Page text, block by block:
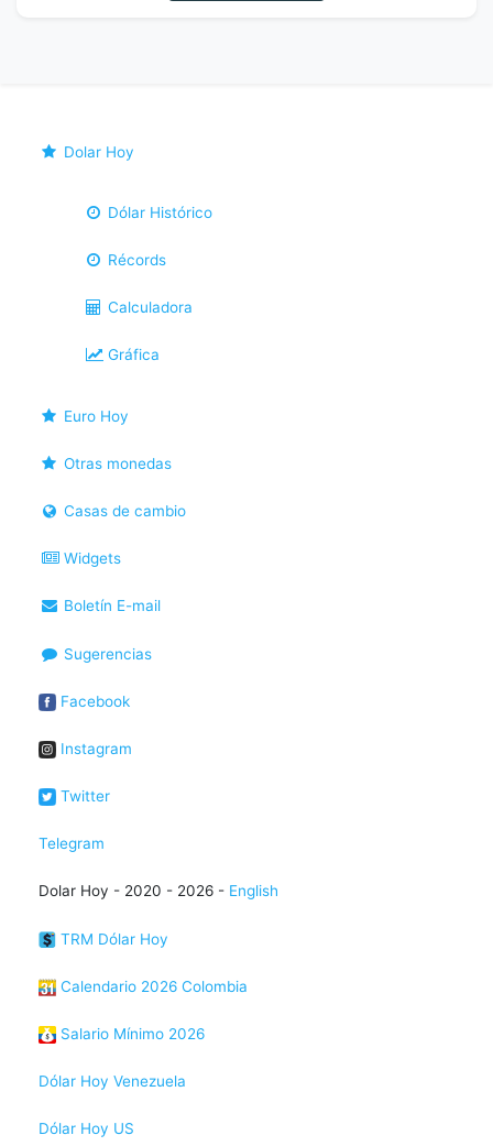
Dolar Hoy
Dólar Histórico
Récords
Calculadora
Gráfica
Euro Hoy
Otras monedas
Casas de cambio
Widgets
Boletín E-mail
Sugerencias
Facebook
Instagram
Twitter
Telegram
Dolar Hoy - 2020 - 2026 - English
TRM Dólar Hoy
Calendario 2026 Colombia
Salario Mínimo 2026
Dólar Hoy Venezuela
Dólar Hoy US